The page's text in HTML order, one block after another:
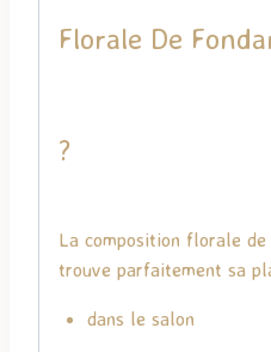
Florale De
?
La composition florale
trouve parfaitement sa
dans le salon